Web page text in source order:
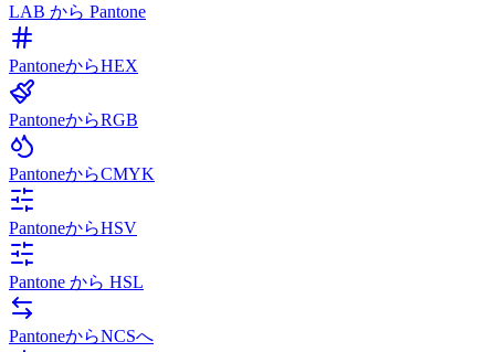
LAB から Pantone
PantoneからHEX
PantoneからRGB
PantoneからCMYK
PantoneからHSV
Pantone から HSL
PantoneからNCSへ